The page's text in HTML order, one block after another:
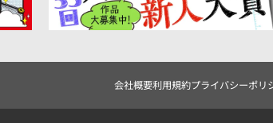
会社概要利用規約プライバシーポリ